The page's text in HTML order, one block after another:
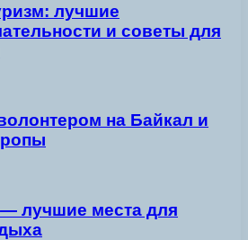
лучшие
и советы для
на Байкал и
лучшие места для